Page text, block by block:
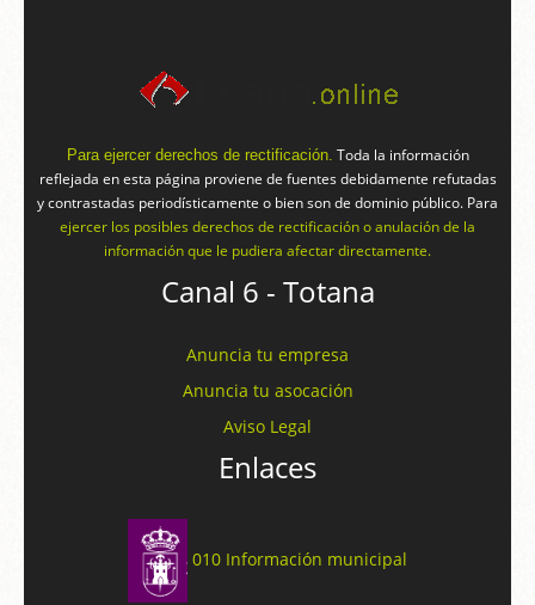
Para ejercer derechos de rectificación. Toda la información
reflejada en esta página proviene de fuentes debidamente refutadas
y contrastadas periodísticamente o bien son de dominio público. Para
ejercer los posibles derechos de rectificación o anulación de la
información que le pudiera afectar directamente.
Canal 6 - Totana
Anuncia tu empresa
Anuncia tu asocación
Aviso Legal
Enlaces
010 Información municipal